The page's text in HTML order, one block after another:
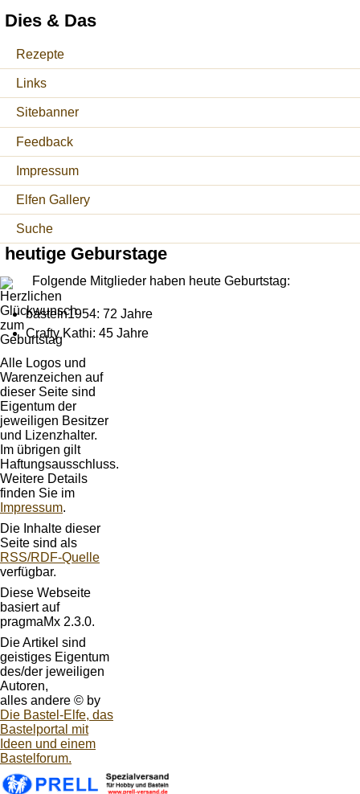
Dies & Das
Rezepte
Links
Sitebanner
Feedback
Impressum
Elfen Gallery
Suche
heutige Geburstage
Folgende Mitglieder haben heute Geburtstag:
basteln1954: 72 Jahre
Crafty Kathi: 45 Jahre
Alle Logos und
Warenzeichen auf
dieser Seite sind
Eigentum der
jeweiligen Besitzer
und Lizenzhalter.
Im übrigen gilt
Haftungsausschluss.
Weitere Details
finden Sie im
Impressum.
Die Inhalte dieser
Seite sind als
RSS/RDF-Quelle
verfügbar.
Diese Webseite
basiert auf
pragmaMx 2.3.0.
Die Artikel sind
geistiges Eigentum
des/der jeweiligen
Autoren,
alles andere © by
Die Bastel-Elfe, das
Bastelportal mit
Ideen und einem
Bastelforum.